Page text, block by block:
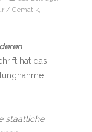
/ Gematik,
hat das
staatliche